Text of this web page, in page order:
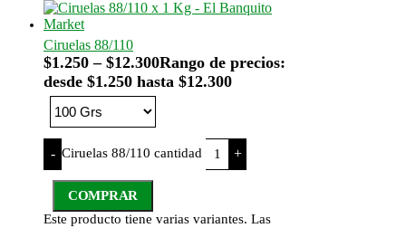
Ciruelas 88/110
$1.250 – $12.300Rango de precios:
desde $1.250 hasta $12.300
- Ciruelas 88/110 cantidad +
COMPRAR
Este producto tiene varias variantes. Las